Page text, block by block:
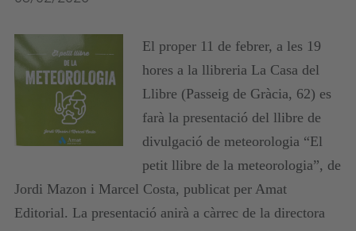
El proper 11 de febrer, a les 19
hores a la llibreria La Casa del
Llibre (Passeig de Gràcia, 62) es
farà la presentació del llibre de
divulgació de meteorologia “El
petit llibre de la meteorologia”, de
Jordi Mazon i Marcel Costa, publicat per Amat
Editorial. La presentació anirà a càrrec de la directora